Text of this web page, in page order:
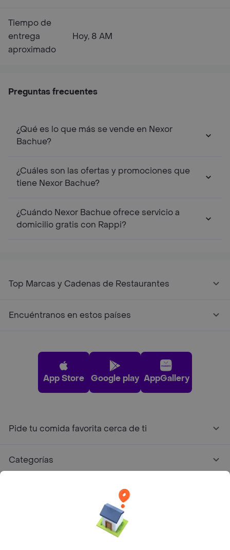
Tiempo de
entrega
aproximado
Hoy, 8 AM
Preguntas frecuentes
¿Qué es lo que más se vende en Nexor
Bachue?
¿Cuáles son las ofertas y promociones que
tiene Nexor Bachue?
¿Cuándo Nexor Bachue ofrece servicio a
domicilio gratis con Rappi?
Top Marcas y Cadenas de Restaurantes
Encuéntranos en estos países
App Store Google play AppGallery
Pide tu comida favorita cerca de ti
Categorías